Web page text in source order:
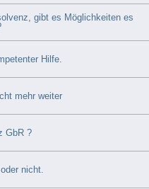
gibt es Möglichkeiten es
Hilfe.
mehr weiter
GbR ?
nicht.